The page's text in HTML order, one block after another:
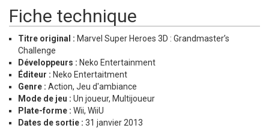
Fiche technique
Titre original : Marvel Super Heroes 3D : Grandmaster’s
Challenge
Développeurs : Neko Entertainment
Éditeur : Neko Entertaitment
Genre : Action, Jeu d'ambiance
Mode de jeu : Un joueur, Multijoueur
Plate-forme : Wii, WiiU
Dates de sortie : 31 janvier 2013